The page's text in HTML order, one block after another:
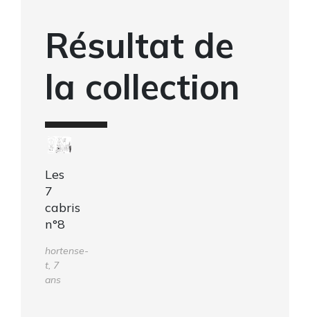
Résultat de
la collection
Les
7
cabris
n°8
hortense-
t, 7
ans